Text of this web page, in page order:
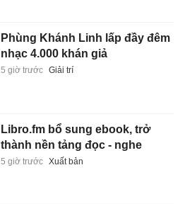
Phùng Khánh Linh lấp đầy đêm
nhạc 4.000 khán giả
5 giờ trước Giải trí
Libro.fm bổ sung ebook, trở
thành nền tảng đọc - nghe
5 giờ trước Xuất bản